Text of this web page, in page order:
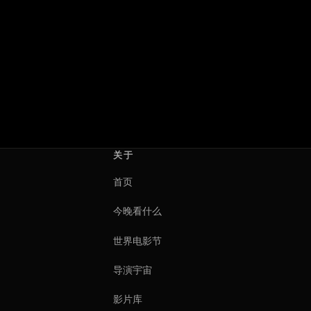
关于
首页
今晚看什么
世界电影节
导演宇宙
影片库